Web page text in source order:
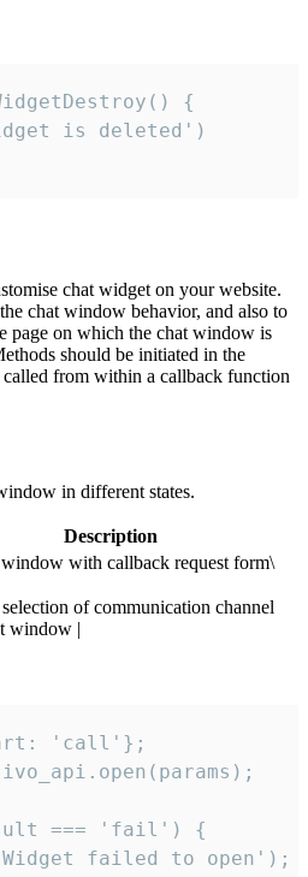
{
is deleted')
chat widget on your website.
chat window behavior, and also to
page on which the chat window is
should be initiated in the
called from within a callback function
in different states.
Description
with callback request form\
of communication channel
window |
'call'};
=== 'fail') {
failed to open');